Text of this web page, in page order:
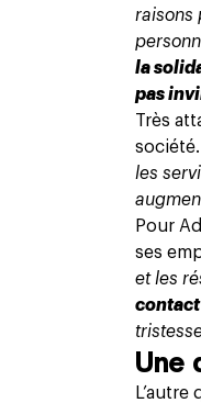
raisons
la
pas
Très
société.
les
Pour
ses
et les
Une